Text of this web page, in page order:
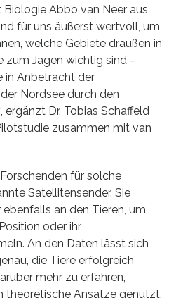
Biologie Abbo van Neer aus
für uns äußerst wertvoll, um
welche Gebiete draußen in
zum Jagen wichtig sind –
in Anbetracht der
Nordsee durch den
ergänzt Dr. Tobias Schaffeld
zusammen mit van
für solche
Satellitensender. Sie
an den Tieren, um
oder ihr
An den Daten lässt sich
die Tiere erfolgreich
mehr zu erfahren,
theoretische Ansätze genutzt,